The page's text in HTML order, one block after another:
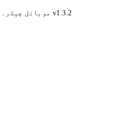
© 2026 WhatsApp موبائل چیکر۔ جملہ حقوق محفوظ ہیں۔v1.3.2